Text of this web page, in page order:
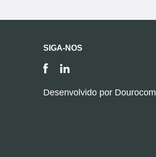
SIGA-NOS
Desenvolvido por Dourocom